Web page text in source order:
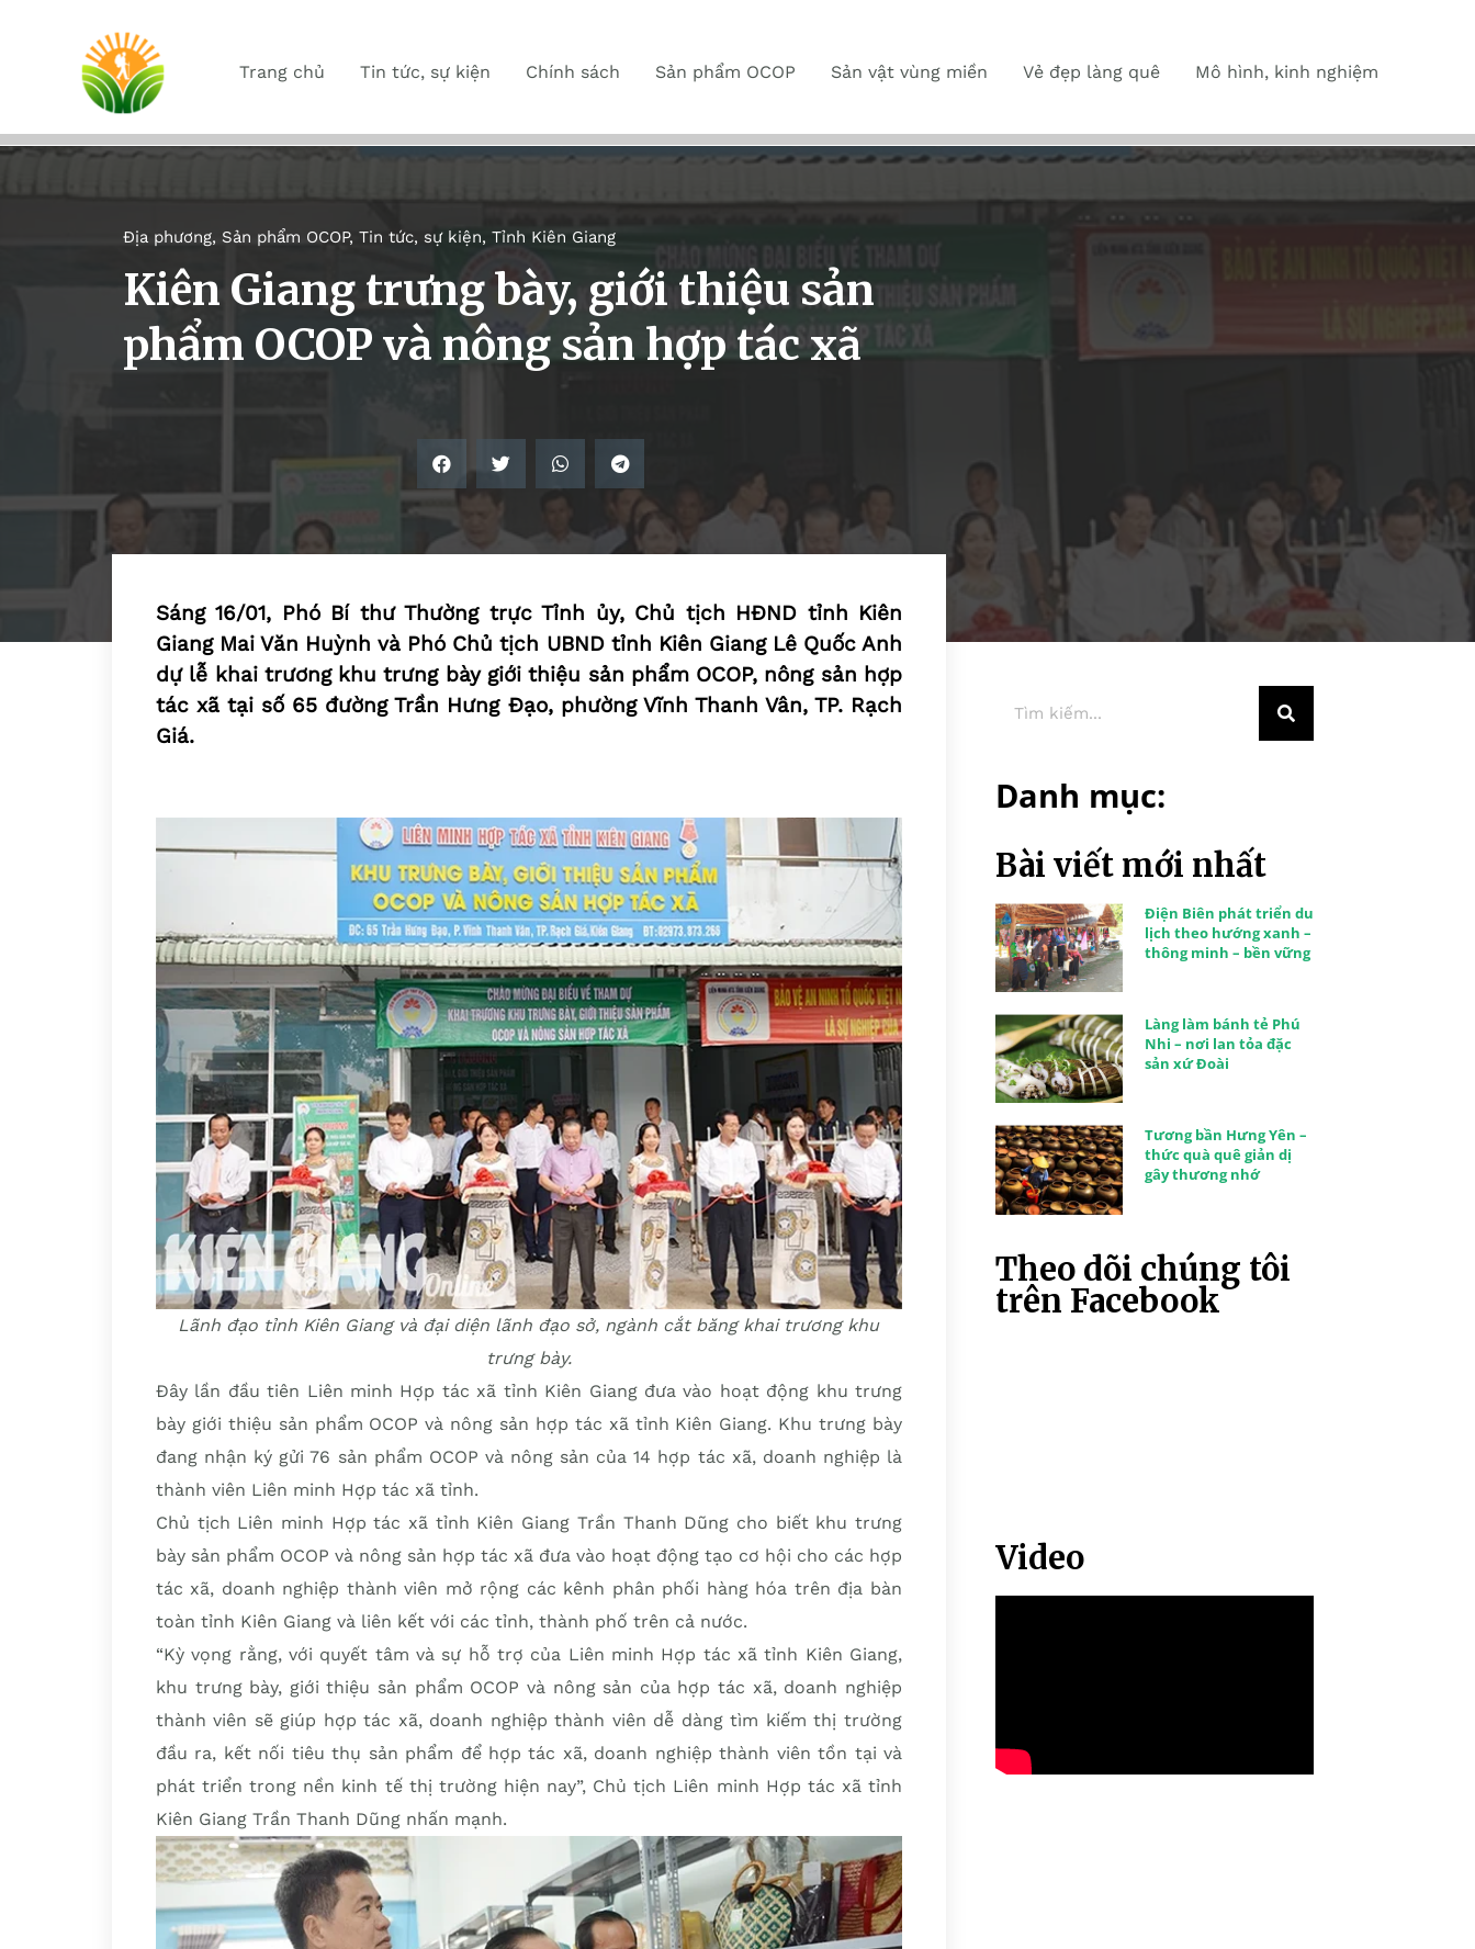
Trang chủ Tin tức, sự kiện Chính sách Sản phẩm OCOP Sản vật vùng miền Vẻ đẹp làng quê Mô hình, kinh nghiệm
Địa phương, Sản phẩm OCOP, Tin tức, sự kiện, Tỉnh Kiên Giang
Kiên Giang trưng bày, giới thiệu sản
phẩm OCOP và nông sản hợp tác xã
Sáng 16/01, Phó Bí thư Thường trực Tỉnh ủy, Chủ tịch HĐND tỉnh Kiên
Giang Mai Văn Huỳnh và Phó Chủ tịch UBND tỉnh Kiên Giang Lê Quốc Anh
dự lễ khai trương khu trưng bày giới thiệu sản phẩm OCOP, nông sản hợp
tác xã tại số 65 đường Trần Hưng Đạo, phường Vĩnh Thanh Vân, TP. Rạch
Giá.
Lãnh đạo tỉnh Kiên Giang và đại diện lãnh đạo sở, ngành cắt băng khai trương khu
trưng bày.
Đây lần đầu tiên Liên minh Hợp tác xã tỉnh Kiên Giang đưa vào hoạt động khu trưng
bày giới thiệu sản phẩm OCOP và nông sản hợp tác xã tỉnh Kiên Giang. Khu trưng bày
đang nhận ký gửi 76 sản phẩm OCOP và nông sản của 14 hợp tác xã, doanh nghiệp là
thành viên Liên minh Hợp tác xã tỉnh.
Chủ tịch Liên minh Hợp tác xã tỉnh Kiên Giang Trần Thanh Dũng cho biết khu trưng
bày sản phẩm OCOP và nông sản hợp tác xã đưa vào hoạt động tạo cơ hội cho các hợp
tác xã, doanh nghiệp thành viên mở rộng các kênh phân phối hàng hóa trên địa bàn
toàn tỉnh Kiên Giang và liên kết với các tỉnh, thành phố trên cả nước.
“Kỳ vọng rằng, với quyết tâm và sự hỗ trợ của Liên minh Hợp tác xã tỉnh Kiên Giang,
khu trưng bày, giới thiệu sản phẩm OCOP và nông sản của hợp tác xã, doanh nghiệp
thành viên sẽ giúp hợp tác xã, doanh nghiệp thành viên dễ dàng tìm kiếm thị trường
đầu ra, kết nối tiêu thụ sản phẩm để hợp tác xã, doanh nghiệp thành viên tồn tại và
phát triển trong nền kinh tế thị trường hiện nay”, Chủ tịch Liên minh Hợp tác xã tỉnh
Kiên Giang Trần Thanh Dũng nhấn mạnh.
Danh mục:
Bài viết mới nhất
Điện Biên phát triển du
lịch theo hướng xanh –
thông minh – bền vững
Làng làm bánh tẻ Phú
Nhi – nơi lan tỏa đặc
sản xứ Đoài
Tương bần Hưng Yên –
thức quà quê giản dị
gây thương nhớ
Theo dõi chúng tôi
trên Facebook
Video